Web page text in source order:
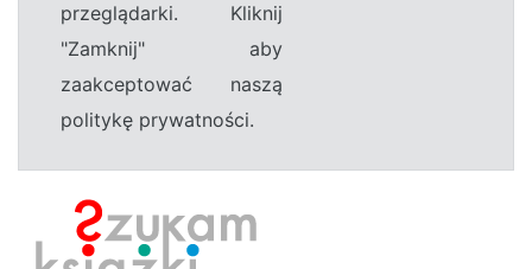
przeglądarki. Kliknij
"Zamknij" aby
zaakceptować naszą
politykę prywatności.